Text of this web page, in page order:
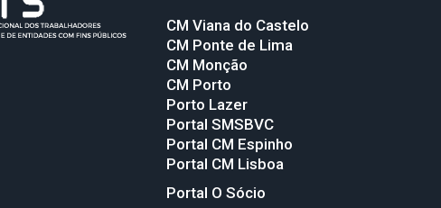
CM Viana do Castelo
CM Ponte de Lima
CM Monção
CM Porto
Porto Lazer
Portal SMSBVC
Portal CM Espinho
Portal CM Lisboa
Portal O Sócio